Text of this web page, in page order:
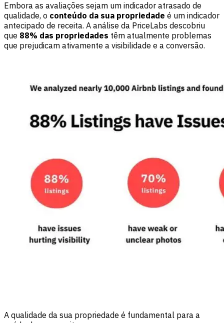
Embora as avaliações sejam um indicador atrasado de
qualidade, o conteúdo da sua propriedade é um indicador
antecipado de receita. A análise da PriceLabs descobriu
que 88% das propriedades têm atualmente problemas
que prejudicam ativamente a visibilidade e a conversão.
A qualidade da sua propriedade é fundamental para a